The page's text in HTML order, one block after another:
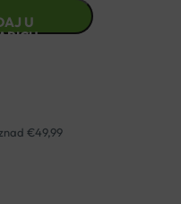
U
€49,99